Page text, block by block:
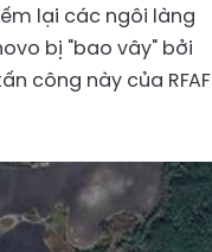
lại các ngôi làng
bị "bao vây" bởi
công này của RFAF